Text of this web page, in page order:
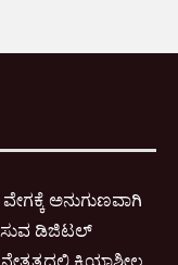
ಅನುಗುಣವಾಗಿ
ಡಿಜಿಟಲ್